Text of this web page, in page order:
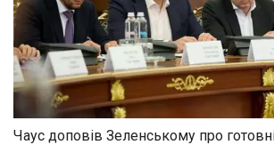
Чаус доповів Зеленському про